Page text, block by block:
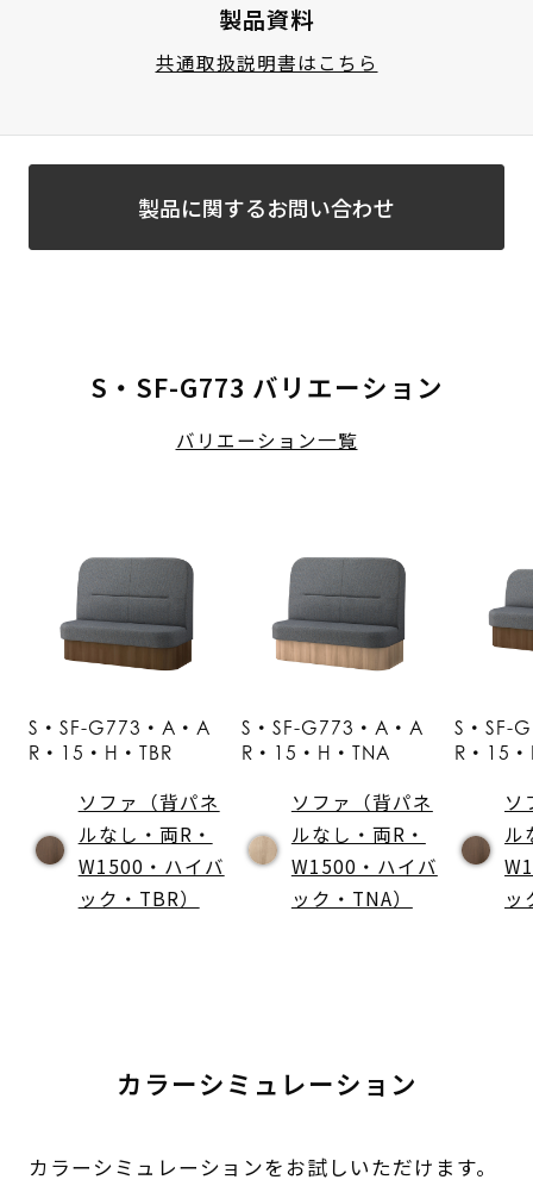
製品資料
共通取扱説明書はこちら
製品に関するお問い合わせ
S・SF-G773 バリエーション
バリエーション一覧
S・SF-G773・A・A
R・15・H・TBR
ソファ（背パネ
ルなし・両R・
W1500・ハイバ
ック・TBR）
S・SF-G773・A・A
R・15・H・TNA
ソファ（背パネ
ルなし・両R・
W1500・ハイバ
ック・TNA）
S・SF-
R・15・
ソ
ル
ッ
カラーシミュレーション
カラーシミュレーションをお試しいただけます。